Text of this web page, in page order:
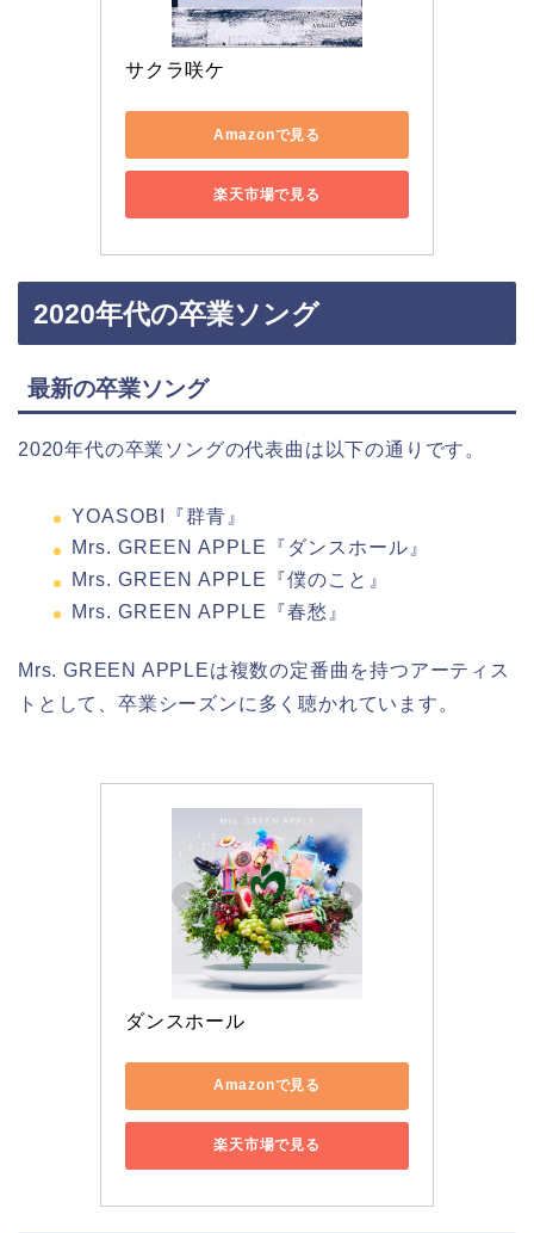
サクラ咲ケ
Amazonで見る
楽天市場で見る
2020年代の卒業ソング
最新の卒業ソング
2020年代の卒業ソングの代表曲は以下の通りです。
YOASOBI『群青』
Mrs. GREEN APPLE『ダンスホール』
Mrs. GREEN APPLE『僕のこと』
Mrs. GREEN APPLE『春愁』
Mrs. GREEN APPLEは複数の定番曲を持つアーティス
トとして、卒業シーズンに多く聴かれています。
ダンスホール
Amazonで見る
楽天市場で見る